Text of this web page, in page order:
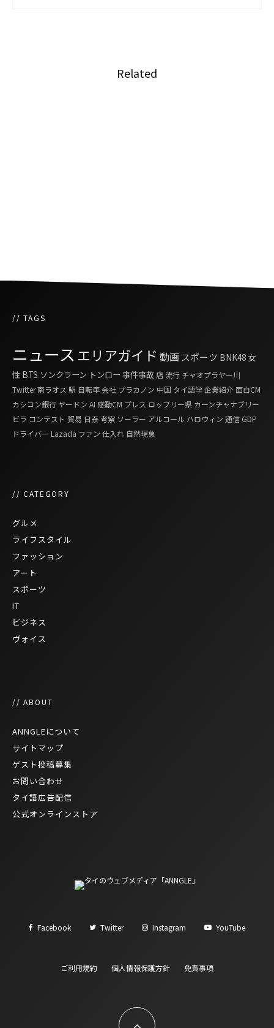
Related
// TAGS
ニュース エリアガイド 動画 スポーツ BNK48 女
性 BTS ソンクラーン トンロー 事件事故 店 流行 チャオプラヤー川
Twitter南ラオス 駅 自転車会社 プラカノン 中国 タイ語学企業紹介 面白CM
カシコン銀行 ヤードン AI 感動CM プレス ロッブリー県 カーンチャナブリー
ビラ コンテスト 貿易 日泰考察 ソーラー アルコール ハロウィン 通信 GDP
ドライバー Lazada ファン 仕入れ 自然現象
// CATEGORY
グルメ
ライフスタイル
ファッション
アート
スポーツ
IT
ビジネス
ヴォイス
// ABOUT
ANNGLEについて
サイトマップ
ゲスト投稿募集
お問い合わせ
タイ語広告配信
公式オンラインストア
Facebook Twitter Instagram YouTube
ご利用規約 個人情報保護方針 免責事項